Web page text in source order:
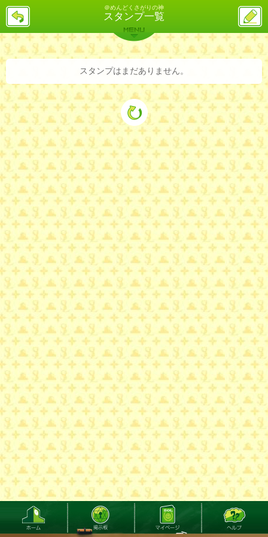
＠めんどくさがりの神
スタンプ一覧
戻
ス
投
稿
バックナンバー 詳細検索 ランキング
MENU
スタンプはまだありません。